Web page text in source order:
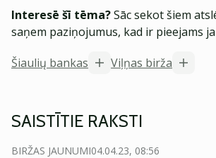
Interesē šī tēma?Sāc sekot šiem
saņem paziņojumus, kad ir pieejams
Šiaulių bankas
Viļņas birža
SAISTĪTIE RAKSTI
BIRŽAS JAUNUMI04.04.23, 08:56